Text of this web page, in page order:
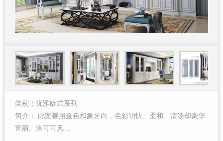
类别：优雅欧式系列
简介： 此案善用金色和象牙白，色彩明快、柔和、清淡却豪华
富丽。洛可可风…